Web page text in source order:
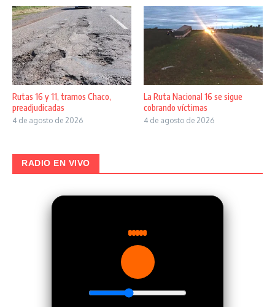
Rutas 16 y 11, tramos Chaco,
preadjudicadas
4 de agosto de 2026
La Ruta Nacional 16 se sigue
cobrando víctimas
4 de agosto de 2026
RADIO EN VIVO